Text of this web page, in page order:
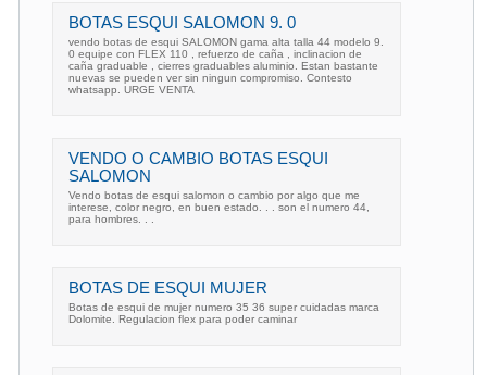
BOTAS ESQUI SALOMON 9. 0
vendo botas de esqui SALOMON gama alta talla 44 modelo 9.
0 equipe con FLEX 110 , refuerzo de caña , inclinacion de
caña graduable , cierres graduables aluminio. Estan bastante
nuevas se pueden ver sin ningun compromiso. Contesto
whatsapp. URGE VENTA
VENDO O CAMBIO BOTAS ESQUI
SALOMON
Vendo botas de esqui salomon o cambio por algo que me
interese, color negro, en buen estado. . . son el numero 44,
para hombres. . .
BOTAS DE ESQUI MUJER
Botas de esqui de mujer numero 35 36 super cuidadas marca
Dolomite. Regulacion flex para poder caminar